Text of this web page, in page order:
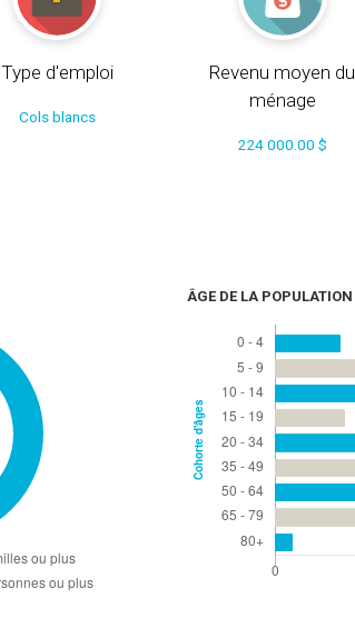
Type d'emploi
Cols blancs
Revenu moyen du
ménage
224 000.00 $
ÂGE DE LA POPULATION